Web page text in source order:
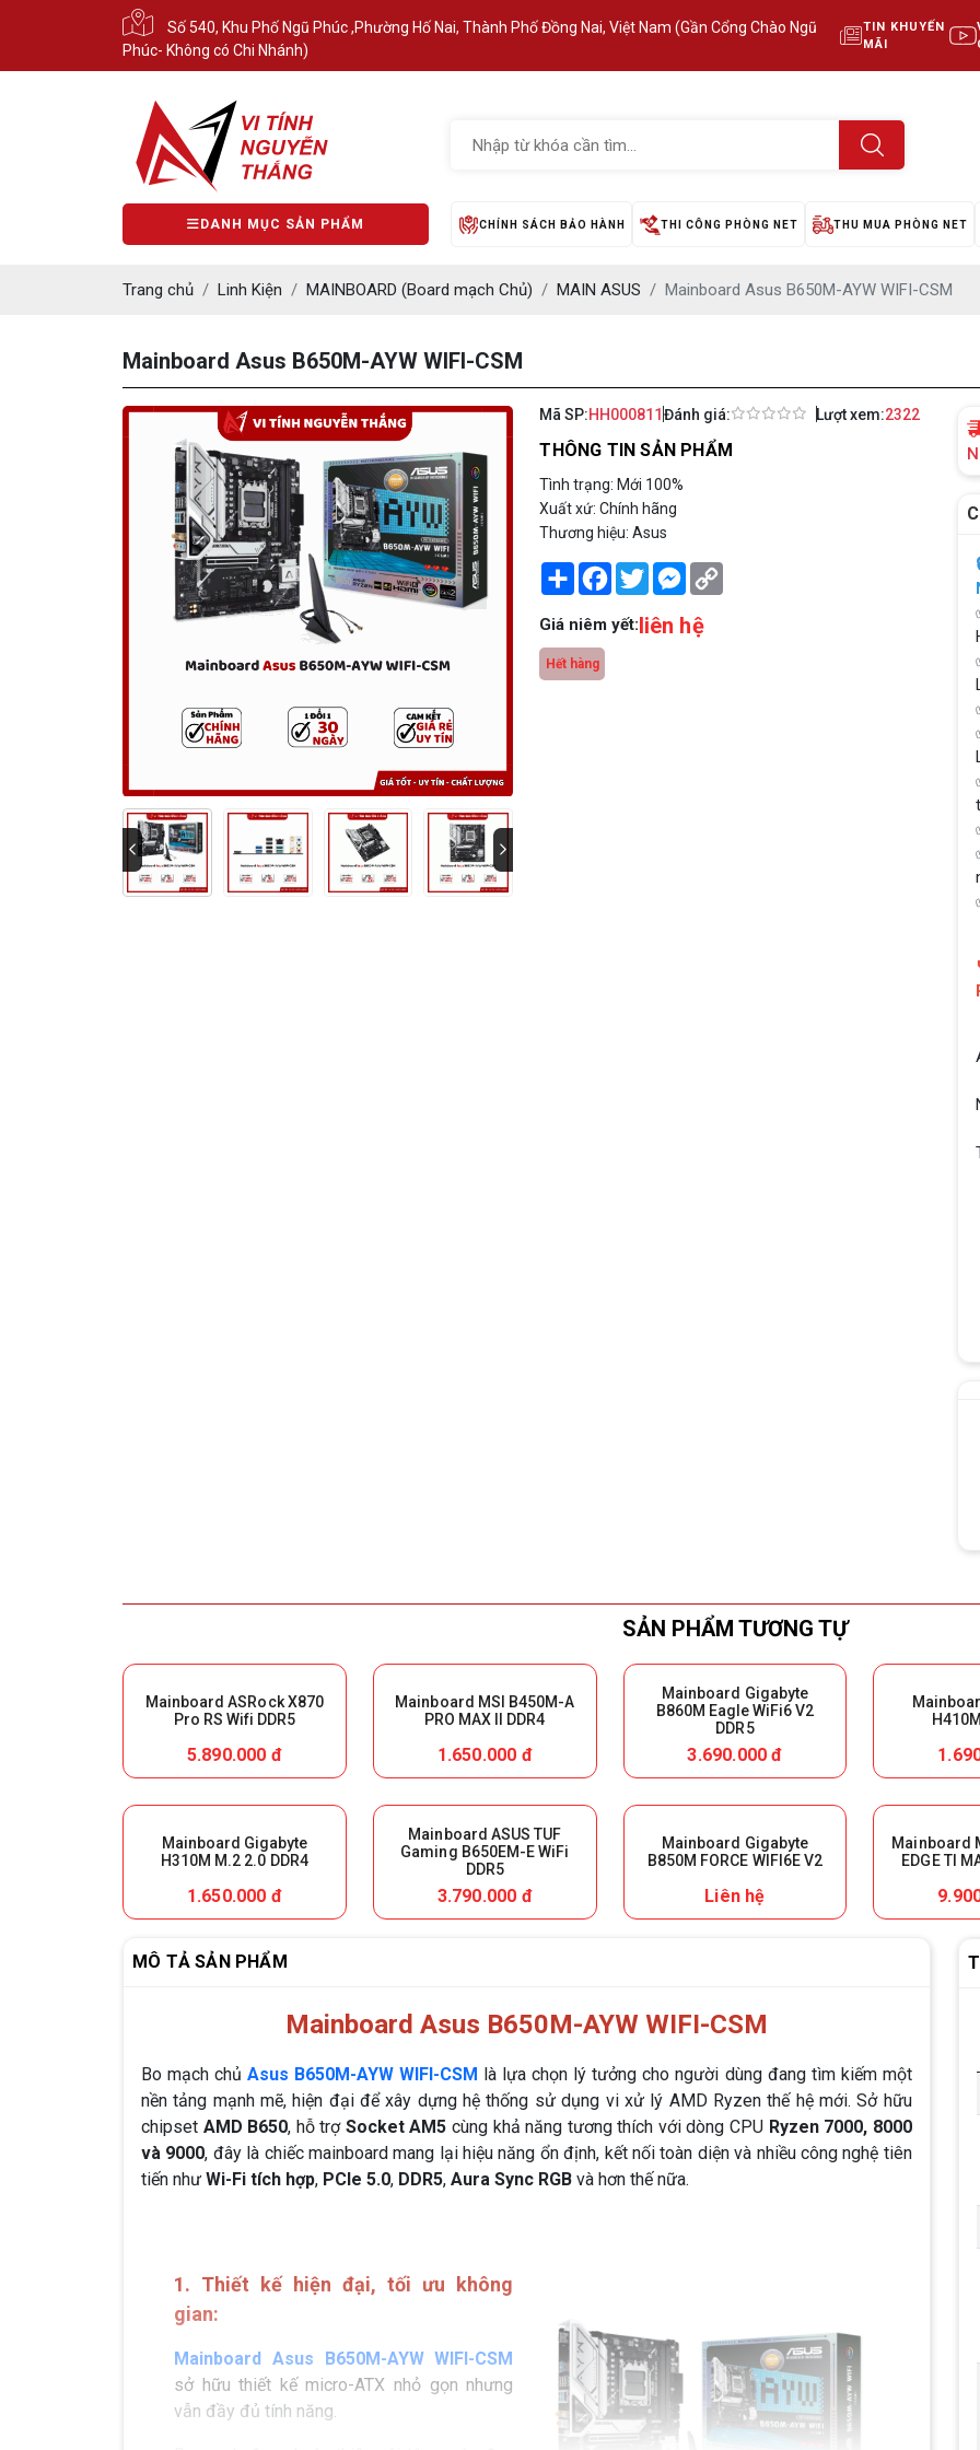
Số 540, Khu Phố Ngũ Phúc ,Phường Hố Nai, Thành Phố Đồng Nai, Việt Nam (Gần Cổng Chào Ngũ
Phúc- Không có Chi Nhánh)
TIN KHUYẾN
MÃI
DANH MỤC SẢN PHẨM CHÍNH SÁCH BẢO HÀNH THI CÔNG PHÒNG NET THU MUA PHÒNG NET
Trang chủ Linh Kiện MAINBOARD (Board mạch Chủ) MAIN ASUS Mainboard Asus B650M-AYW WIFI-CSM
Mainboard Asus B650M-AYW WIFI-CSM
Mã SP:HH000811 Đánh giá: Lượt xem:2322
THÔNG TIN SẢN PHẨM
Tình trạng: Mới 100%
Xuất xứ: Chính hãng
Thương hiệu: Asus
ShareFacebook
TwitterMessenger
Giá niêm yết:liên hệ
Hết hàng
SẢN PHẨM TƯƠNG TỰ
Mainboard ASRock X870
Pro RS Wifi DDR5
5.890.000 đ
Mainboard MSI B450M-A
PRO MAX II DDR4
1.650.000 đ
Mainboard Gigabyte
B860M Eagle WiFi6 V2
DDR5
3.690.000 đ
Mainboard Gigabyte
H310M M.2 2.0 DDR4
1.650.000 đ
Mainboard ASUS TUF
Gaming B650EM-E WiFi
DDR5
3.790.000 đ
Mainboard Gigabyte
B850M FORCE WIFI6E V2
Liên hệ
Mainboard
EDGE TI
MÔ TẢ SẢN PHẨM
Mainboard Asus B650M-AYW WIFI-CSM
Bo mạch chủAsus B650M-AYW WIFI-CSM
là lựa chọn lý tưởng cho người dùng đang tìm kiếm một
nền tảng mạnh mẽ, hiện đại để xây dựng hệ thống sử dụng vi xử lý AMD Ryzen thế hệ mới. Sở hữu
chipset AMD B650, hỗ trợ Socket AM5 cùng khả năng tương thích với dòng CPU Ryzen 7000, 8000
và 9000, đây là chiếc mainboard mang lại hiệu năng ổn định, kết nối toàn diện và nhiều công nghệ tiên
tiến như Wi-Fi tích hợp, PCIe 5.0, DDR5, Aura Sync RGB và hơn thế nữa.
1. Thiết kế hiện đại, tối ưu không
gian:
Mainboard Asus B650M-AYW WIFI-CSM
sở hữu thiết kế micro-ATX nhỏ gọn nhưng
vẫn đầy đủ tính năng.